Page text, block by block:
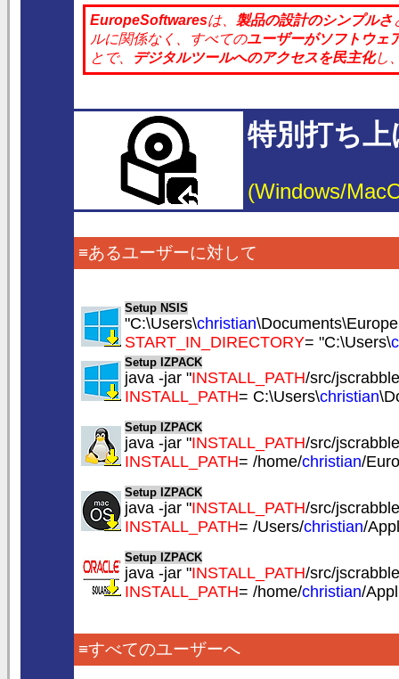
EuropeSoftwaresは、 製品の設計のシンプルさ
ルに関係なく、
すべてのユーザーがソフトウェ
とで、
デジタルツールへのアクセスを民主化し
特別打ち
(Windows/
≡あるユーザーに対して
Setup NSIS
"C:\Users\christian
START_IN_DIRECTORY= "C:\Users\
Setup IZPACK
java -jar "INSTALL_PATH/src/
INSTALL_PATH= C:\Users\christian
Setup IZPACK
java -jar "INSTALL_PATH/src/
INSTALL_PATH= /home/christian/
Setup IZPACK
java -jar "INSTALL_PATH/src/
INSTALL_PATH= /Users/christian/
Setup IZPACK
java -jar "INSTALL_PATH/src/
INSTALL_PATH= /home/christian/
≡すべてのユーザーへ